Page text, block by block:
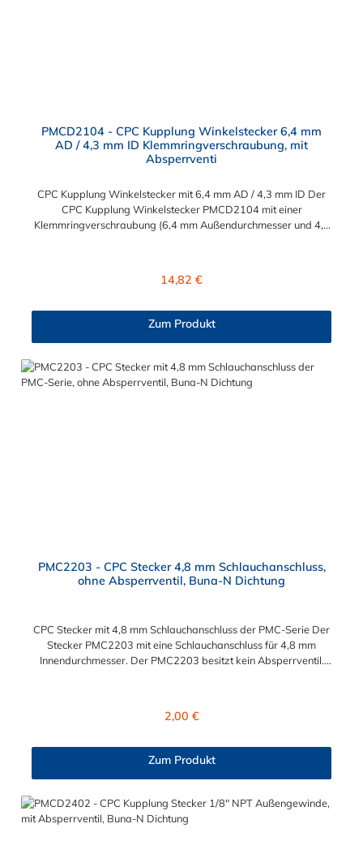
PMCD2104 - CPC Kupplung Winkelstecker 6,4 mm
AD / 4,3 mm ID Klemmringverschraubung, mit
Absperrventi
CPC Kupplung Winkelstecker mit 6,4 mm AD / 4,3 mm ID Der
CPC Kupplung Winkelstecker PMCD2104 mit einer
Klemmringverschraubung (6,4 mm Außendurchmesser und 4,3
mit dem O-Ring, hat ein Maß von ≈ 7,9 mm. Sie können diesen
MC- Serie kombinieren.
Regulärer Preis:
14,82 €
Zum Produkt
PMC2203 - CPC Stecker 4,8 mm Schlauchanschluss,
ohne Absperrventil, Buna-N Dichtung
CPC Stecker mit 4,8 mm Schlauchanschluss der PMC-Serie Der
Stecker PMC2203 mit eine Schlauchanschluss für 4,8 mm
Innendurchmesser. Der PMC2203 besitzt kein Absperrventil.
Kupplungen der PMC-, PMC12- und MC- Serie kombinieren.
Regulärer Preis:
2,00 €
Zum Produkt